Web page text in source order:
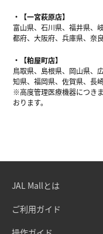
【一宮萩原店】
富山県、石川県、福井県、
都府、大阪府、兵庫県、奈
【粕屋町店】
鳥取県、島根県、岡山県、
知県、福岡県、佐賀県、長
※高度管理医療機器につき
おります。
JAL Mallとは
ご利用ガイド